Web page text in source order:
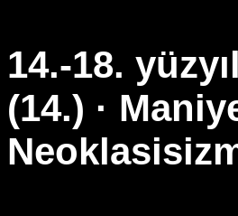
14.-18.
(14.) ·